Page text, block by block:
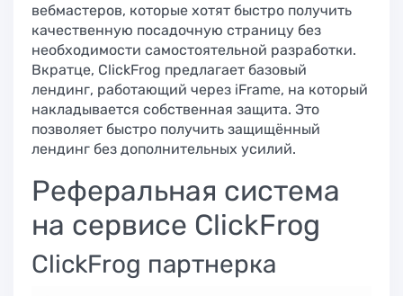
вебмастеров, которые хотят быстро получить
качественную посадочную страницу без
необходимости самостоятельной разработки.
Вкратце, ClickFrog предлагает базовый
лендинг, работающий через iFrame, на который
накладывается собственная защита. Это
позволяет быстро получить защищённый
лендинг без дополнительных усилий.
Реферальная система
на сервисе ClickFrog
ClickFrog партнерка